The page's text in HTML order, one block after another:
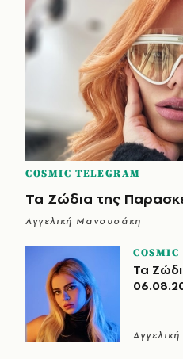
COSMIC TELEGRAM
Τα Ζώδια της
Αγγελική Μανουσάκη
COSMIC
Τα